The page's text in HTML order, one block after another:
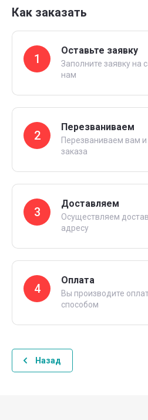
Как заказать
1
Оставьте заявку
Заполните заявку на
нам
2
Перезваниваем
Перезваниваем вам
заказа
3
Доставляем
Осуществляем
адресу
4
Оплата
Вы производите
способом
Назад